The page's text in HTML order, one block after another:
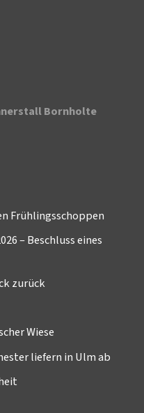
Bornholte
Frühlingsschoppen
– Beschluss eines
zurück
Wiese
liefern in Ulm ab